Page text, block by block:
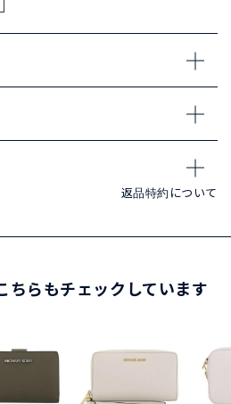
返品特約について
ちらもチェックしています